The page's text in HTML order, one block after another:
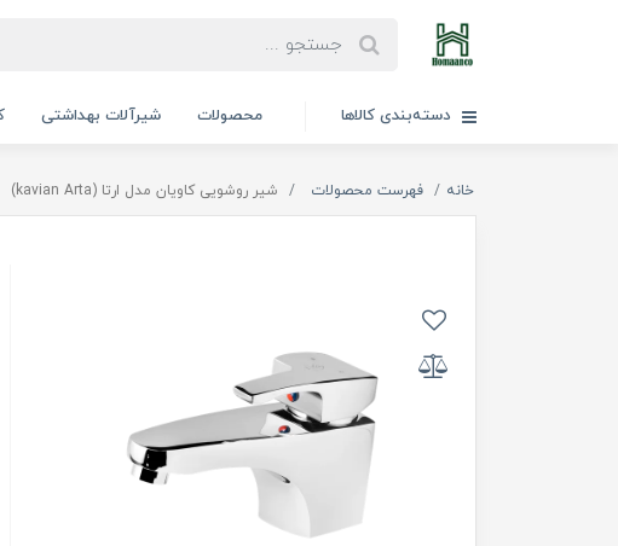
دسته‌بندی کالاها محصولات شیرآلات بهداشتی
خانه فهرست محصولات شیر روشویی کاویان مدل ارتا (kavian Arta)